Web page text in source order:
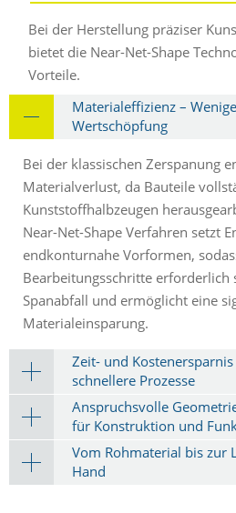
Bei der Herstellung präziser
bietet die Near-Net-Shape
Vorteile.
Materialeffizienz –
Wertschöpfung
Bei der klassischen Zerspanung
Materialverlust, da Bauteile
Kunststoffhalbzeugen
Near-Net-Shape Verfahren setzt
endkonturnahe Vorformen,
Bearbeitungsschritte erforderlich
Spanabfall und ermöglicht eine
Materialeinsparung.
Zeit- und
schnellere Prozesse
Anspruchsvolle
für Konstruktion und
Vom Rohmaterial bis zur
Hand